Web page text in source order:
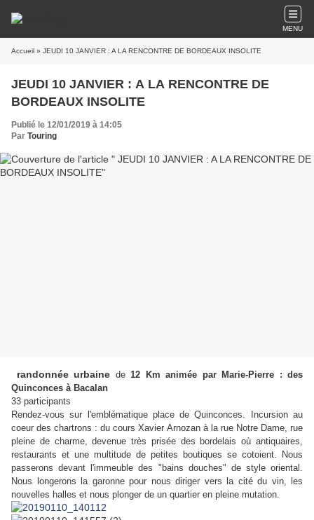
MENU
Accueil » JEUDI 10 JANVIER : A LA RENCONTRE DE BORDEAUX INSOLITE
JEUDI 10 JANVIER : A LA RENCONTRE DE
BORDEAUX INSOLITE
Publié le 12/01/2019 à 14:05
Par Touring
randonnée urbaine de 12 Km animée par Marie-Pierre : des
Quinconces à Bacalan
33 participants
Rendez-vous sur l'emblématique place de Quinconces. Incursion au
coeur des chartrons : du cours Xavier Arnozan à la rue Notre Dame, rue
pleine de charme, devenue très prisée des bordelais où antiquaires,
restaurants et une multitude de petites boutiques se cotoient. Nous
passerons devant l'immeuble des "bains douches" de style oriental.
Nous longerons la garonne pour nous diriger vers la cité du vin, les
nouvelles halles et nous plonger de un quartier en pleine mutation.